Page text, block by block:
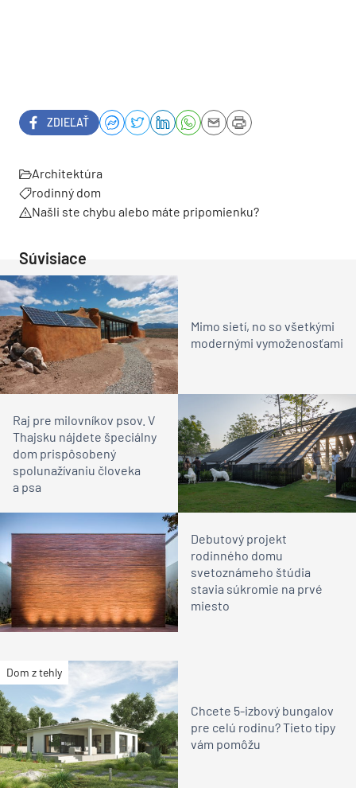
ZDIEĽAŤ
Architektúra
rodinný dom
Našli ste chybu alebo máte pripomienku?
Súvisiace
Mimo sietí, no so všetkými
modernými vymoženosťami
Raj pre milovníkov psov. V
Thajsku nájdete špeciálny
dom prispôsobený
spolunažívaniu človeka
a psa
Debutový projekt
rodinného domu
svetoznámeho štúdia
stavia súkromie na prvé
miesto
Dom z tehly
Chcete 5-izbový bungalov
pre celú rodinu? Tieto tipy
vám pomôžu